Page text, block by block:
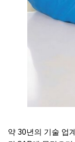
약 30년의 기술 업계